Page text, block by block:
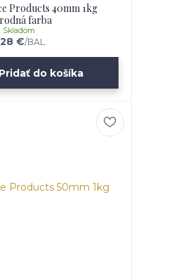
Products 40mm 1kg
farba
€/BAL.
Skladom
Pridať do košíka